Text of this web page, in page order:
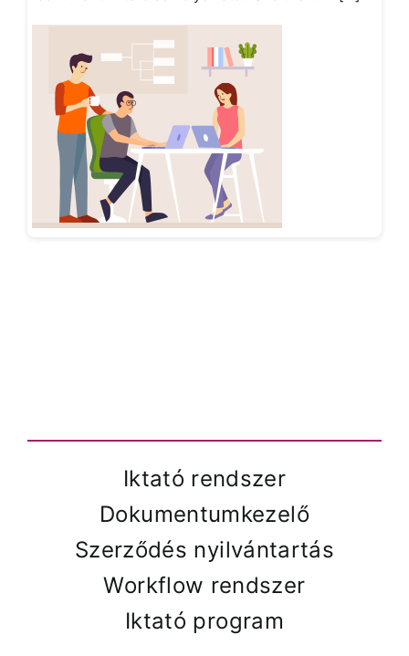
Iktató rendszer
Dokumentumkezelő
Szerződés nyilvántartás
Workflow rendszer
Iktató program